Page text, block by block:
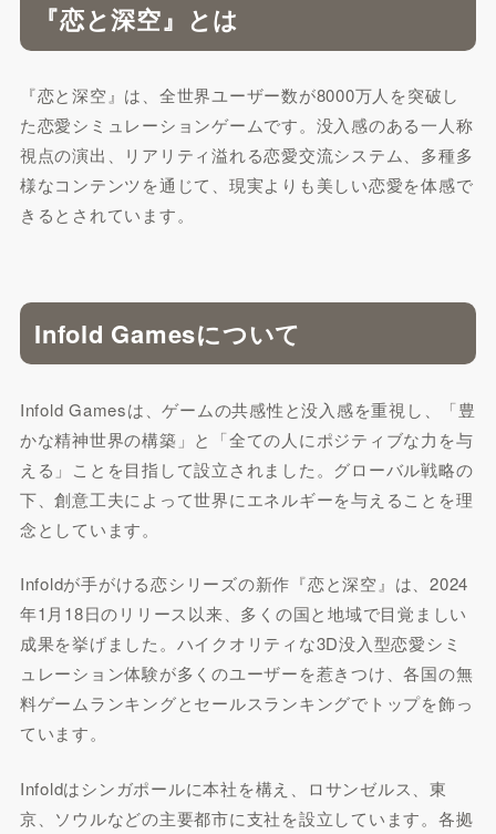
『恋と深空』とは
『恋と深空』は、全世界ユーザー数が8000万人を突破し
た恋愛シミュレーションゲームです。没入感のある一人称
視点の演出、リアリティ溢れる恋愛交流システム、多種多
様なコンテンツを通じて、現実よりも美しい恋愛を体感で
きるとされています。
Infold Gamesについて
Infold Gamesは、ゲームの共感性と没入感を重視し、「豊
かな精神世界の構築」と「全ての人にポジティブな力を与
える」ことを目指して設立されました。グローバル戦略の
下、創意工夫によって世界にエネルギーを与えることを理
念としています。
Infoldが手がける恋シリーズの新作『恋と深空』は、2024
年1月18日のリリース以来、多くの国と地域で目覚ましい
成果を挙げました。ハイクオリティな3D没入型恋愛シミ
ュレーション体験が多くのユーザーを惹きつけ、各国の無
料ゲームランキングとセールスランキングでトップを飾っ
ています。
Infoldはシンガポールに本社を構え、ロサンゼルス、東
京、ソウルなどの主要都市に支社を設立しています。各拠